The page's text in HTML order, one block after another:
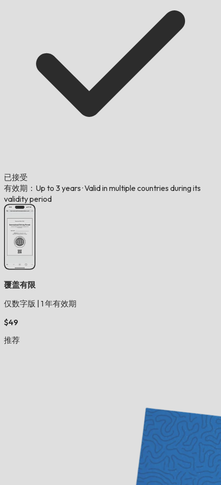
已接受
有效期：Up to 3 years ·Valid in multiple countries during its
validity period
覆盖有限
仅数字版
1 年有效期
$49
推荐